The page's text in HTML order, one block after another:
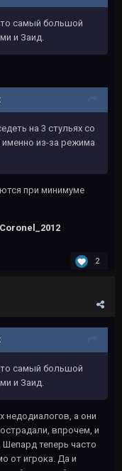
самый большой
и Заид.
на 3 стульях со
из-за режима
при минимуме
2
самый большой
и Заид.
недодиалогов, а они
впрочем, и
Шепард теперь часто
от игрока. Да и